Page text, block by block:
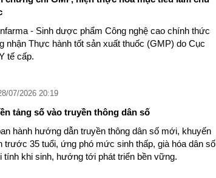
- Sinh dược phẩm Công nghệ cao chính thức
nhận Thực hành tốt sản xuất thuốc (GMP) do Cục
tế cấp.
07/2026 20:19
tảng số vào truyền thông dân số
hành hướng dẫn truyền thông dân số mới, khuyến
trước 35 tuổi, ứng phó mức sinh thấp, già hóa dân số
tính khi sinh, hướng tới phát triển bền vững.